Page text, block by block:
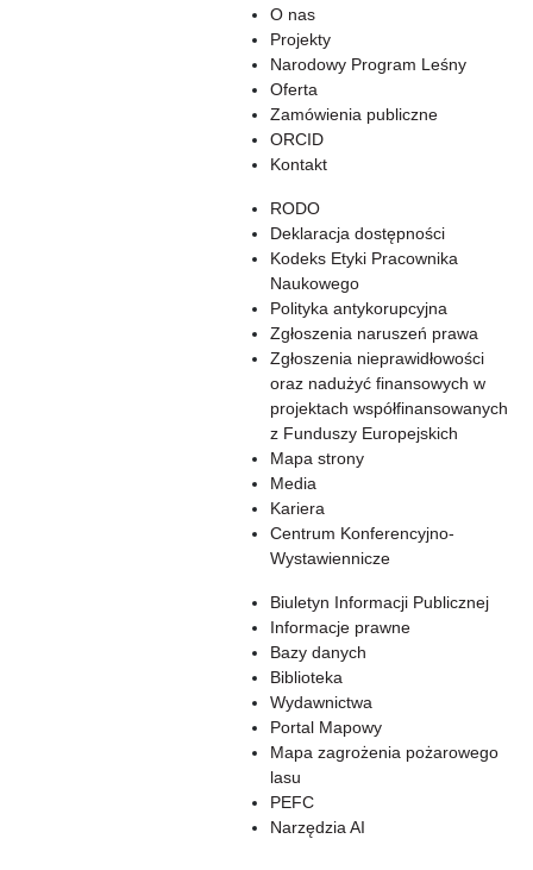
O nas
Projekty
Narodowy Program Leśny
Oferta
Zamówienia publiczne
ORCID
Kontakt
RODO
Deklaracja dostępności
Kodeks Etyki Pracownika
Naukowego
Polityka antykorupcyjna
Zgłoszenia naruszeń prawa
Zgłoszenia nieprawidłowości
oraz nadużyć finansowych w
projektach współfinansowanych
z Funduszy Europejskich
Mapa strony
Media
Kariera
Centrum Konferencyjno-
Wystawiennicze
Biuletyn Informacji Publicznej
Informacje prawne
Bazy danych
Biblioteka
Wydawnictwa
Portal Mapowy
Mapa zagrożenia pożarowego
lasu
PEFC
Narzędzia AI